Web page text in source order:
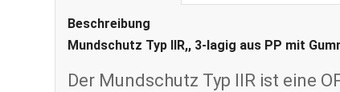
Beschreibung
Mundschutz Typ IIR,, 3-lagig aus PP mit
Der Mundschutz Typ IIR ist eine